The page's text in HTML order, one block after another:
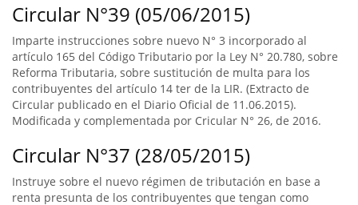
Circular N°39 (05/06/2015)
Imparte instrucciones sobre nuevo N° 3 incorporado al
artículo 165 del Código Tributario por la Ley N° 20.780, sobre
Reforma Tributaria, sobre sustitución de multa para los
contribuyentes del artículo 14 ter de la LIR. (Extracto de
Circular publicado en el Diario Oficial de 11.06.2015).
Modificada y complementada por Cricular N° 26, de 2016.
Circular N°37 (28/05/2015)
Instruye sobre el nuevo régimen de tributación en base a
renta presunta de los contribuyentes que tengan como